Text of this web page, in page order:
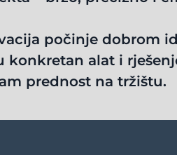
počinje dobrom
alat i
prednost na tržištu.